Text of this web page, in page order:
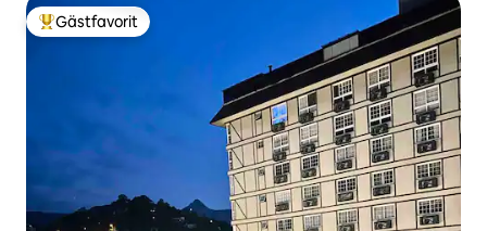
Populär gästfavorit
Gästfavorit